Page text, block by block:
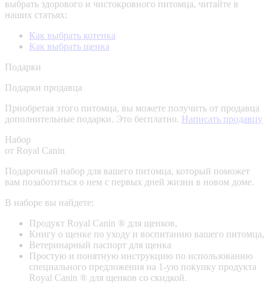
выбрать здорового и чистокровного питомца, читайте в
наших статьях:
Как выбрать котенка
Как выбрать щенка
Подарки
Подарки продавца
Приобретая этого питомца, вы можете получить от продавца
дополнительные подарки. Это бесплатно. Написать продавцу
Набор
от Royal Canin
Подарочный набор для вашего питомца, который поможет
вам позаботиться о нем с первых дней жизни в новом доме.
В наборе вы найдете:
Продукт Royal Canin ® для щенков,
Книгу о щенке по уходу и воспитанию вашего питомца,
Ветеринарный паспорт для щенка
Простую и понятную инструкцию по использованию
специального предложения на 1-ую покупку продукта
Royal Canin ® для щенков со скидкой.